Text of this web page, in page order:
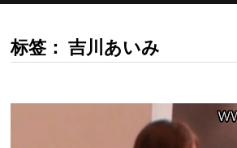
标签： 吉川あいみ